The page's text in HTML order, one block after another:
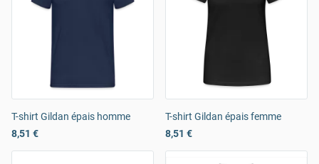
T-shirt Gildan épais homme
8,51 €
T-shirt Gildan épais femme
8,51 €